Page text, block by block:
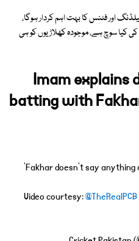
اور فٹنس کا بہت اہم کردار ہوگا،
کیا سوچ ہے، موجودہ کھلاڑیوں کو ہی
Imam explains
batting with
Video courtesy:@TheRealPCB